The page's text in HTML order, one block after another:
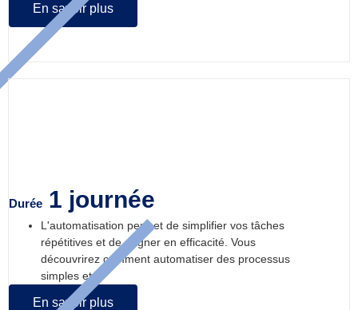
En savoir plus
Durée 1 journée
L'automatisation permet de simplifier vos tâches
répétitives et de gagner en efficacité. Vous
découvrirez comment automatiser des processus
simples et...
En savoir plus